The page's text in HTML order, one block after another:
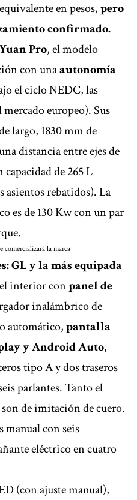
en pesos,pero
confirmado.
Pro, el modelo
con unaautonomía
el ciclo NEDC, las
mercado europeo). Sus
largo, 1830 mm de
distancia entre ejes de
de 265 L
asientos rebatidos). La
es de 130 Kw con un par
comercializará la marca
GL y la más equipada
interior conpanel de
inalámbrico de
automático,pantalla
y Android Auto,
tipo A y dos traseros
parlantes. Tanto el
de imitación de cuero.
manual con seis
eléctrico en cuatro
(con ajuste manual),